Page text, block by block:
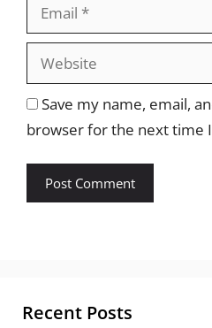
Save my name, email,
browser for the next time
Recent Posts